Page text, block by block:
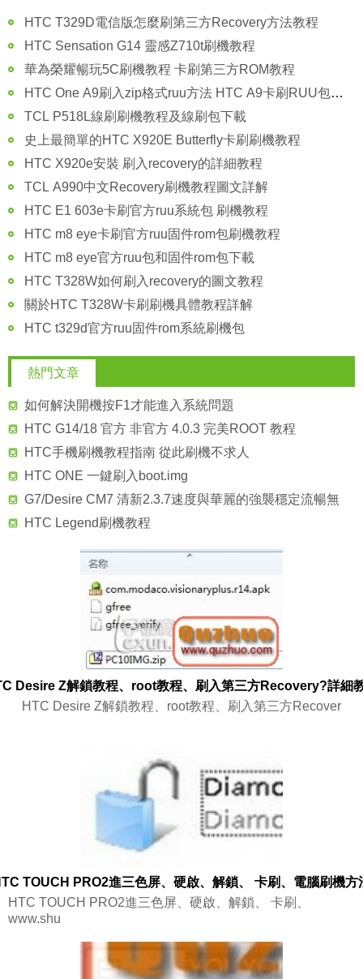
HTC T329D電信版怎麼刷第三方Recovery方法教程
HTC Sensation G14 靈感Z710t刷機教程
華為榮耀暢玩5C刷機教程 卡刷第三方ROM教程
HTC One A9刷入zip格式ruu方法 HTC A9卡刷RUU包教程
TCL P518L線刷刷機教程及線刷包下載
史上最簡單的HTC X920E Butterfly卡刷刷機教程
HTC X920e安裝 刷入recovery的詳細教程
TCL A990中文Recovery刷機教程圖文詳解
HTC E1 603e卡刷官方ruu系統包 刷機教程
HTC m8 eye卡刷官方ruu固件rom包刷機教程
HTC m8 eye官方ruu包和固件rom包下載
HTC T328W如何刷入recovery的圖文教程
關於HTC T328W卡刷刷機具體教程詳解
HTC t329d官方ruu固件rom系統刷機包
熱門文章
如何解決開機按F1才能進入系統問題
HTC G14/18 官方 非官方 4.0.3 完美ROOT 教程
HTC手機刷機教程指南 從此刷機不求人
HTC ONE 一鍵刷入boot.img
G7/Desire CM7 清新2.3.7速度與華麗的強襲穩定流暢無
HTC Legend刷機教程
Desire Z解鎖教程、root教程、刷入第三方Recovery?詳細
HTC Desire Z解鎖教程、root教程、刷入第三方Recover
TOUCH PRO2進三色屏、硬啟、解鎖、 卡刷、電腦刷機方
HTC TOUCH PRO2進三色屏、硬啟、解鎖、 卡刷、
www.shu